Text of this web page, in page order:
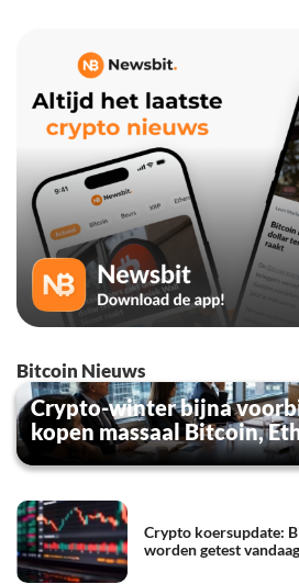
Bitcoin Nieuws
Crypto-winter bijna
kopen massaal Bitcoin,
Crypto koersupdate:
worden getest vandaag